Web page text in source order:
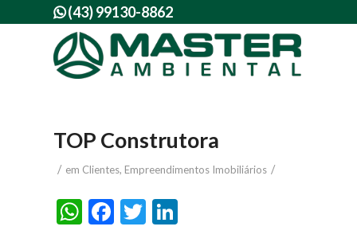
(43) 99130-8862
TOP Construtora
/ em Clientes, Empreendimentos Imobiliários /
WhatsApp
Facebook
Twitter